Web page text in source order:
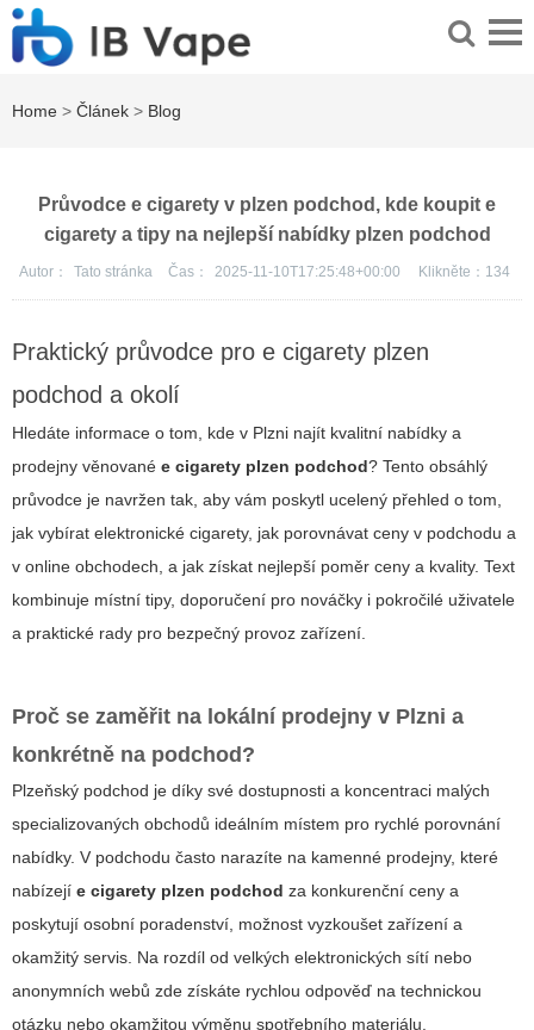
Home > Článek > Blog
Průvodce e cigarety v plzen podchod, kde koupit e
cigarety a tipy na nejlepší nabídky plzen podchod
Autor： Tato stránka Čas： 2025-11-10T17:25:48+00:00 Klikněte： 134
Praktický průvodce pro e cigarety plzen
podchod a okolí
Hledáte informace o tom, kde v Plzni najít kvalitní nabídky a
prodejny věnované e cigarety plzen podchod? Tento obsáhlý
průvodce je navržen tak, aby vám poskytl ucelený přehled o tom,
jak vybírat elektronické cigarety, jak porovnávat ceny v podchodu a
v online obchodech, a jak získat nejlepší poměr ceny a kvality. Text
kombinuje místní tipy, doporučení pro nováčky i pokročilé uživatele
a praktické rady pro bezpečný provoz zařízení.
Proč se zaměřit na lokální prodejny v Plzni a
konkrétně na podchod?
Plzeňský podchod je díky své dostupnosti a koncentraci malých
specializovaných obchodů ideálním místem pro rychlé porovnání
nabídky. V podchodu často narazíte na kamenné prodejny, které
nabízejí e cigarety plzen podchod za konkurenční ceny a
poskytují osobní poradenství, možnost vyzkoušet zařízení a
okamžitý servis. Na rozdíl od velkých elektronických sítí nebo
anonymních webů zde získáte rychlou odpověď na technickou
otázku nebo okamžitou výměnu spotřebního materiálu.